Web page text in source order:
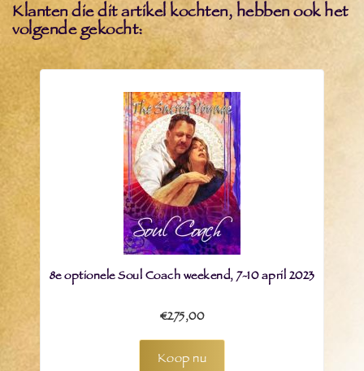
Klanten die dit artikel kochten, hebben ook het
volgende gekocht:
8e optionele Soul Coach weekend, 7-10 april 2023
€275,00
Koop nu